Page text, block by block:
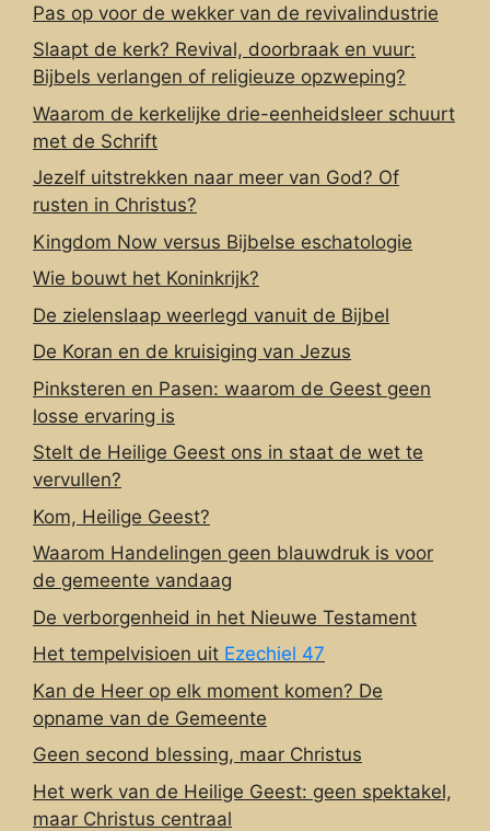
Pas op voor de wekker van de revivalindustrie
Slaapt de kerk? Revival, doorbraak en vuur:
Bijbels verlangen of religieuze opzweping?
Waarom de kerkelijke drie-eenheidsleer schuurt
met de Schrift
Jezelf uitstrekken naar meer van God? Of
rusten in Christus?
Kingdom Now versus Bijbelse eschatologie
Wie bouwt het Koninkrijk?
De zielenslaap weerlegd vanuit de Bijbel
De Koran en de kruisiging van Jezus
Pinksteren en Pasen: waarom de Geest geen
losse ervaring is
Stelt de Heilige Geest ons in staat de wet te
vervullen?
Kom, Heilige Geest?
Waarom Handelingen geen blauwdruk is voor
de gemeente vandaag
De verborgenheid in het Nieuwe Testament
Het tempelvisioen uit Ezechiel 47
Kan de Heer op elk moment komen? De
opname van de Gemeente
Geen second blessing, maar Christus
Het werk van de Heilige Geest: geen spektakel,
maar Christus centraal